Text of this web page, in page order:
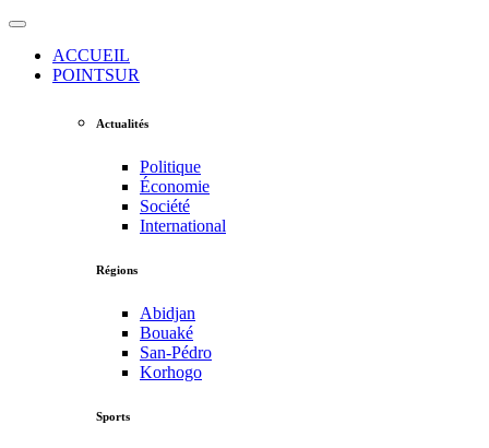
ACCUEIL
POINTSUR
Actualités
Politique
Économie
Société
International
Régions
Abidjan
Bouaké
San-Pédro
Korhogo
Sports